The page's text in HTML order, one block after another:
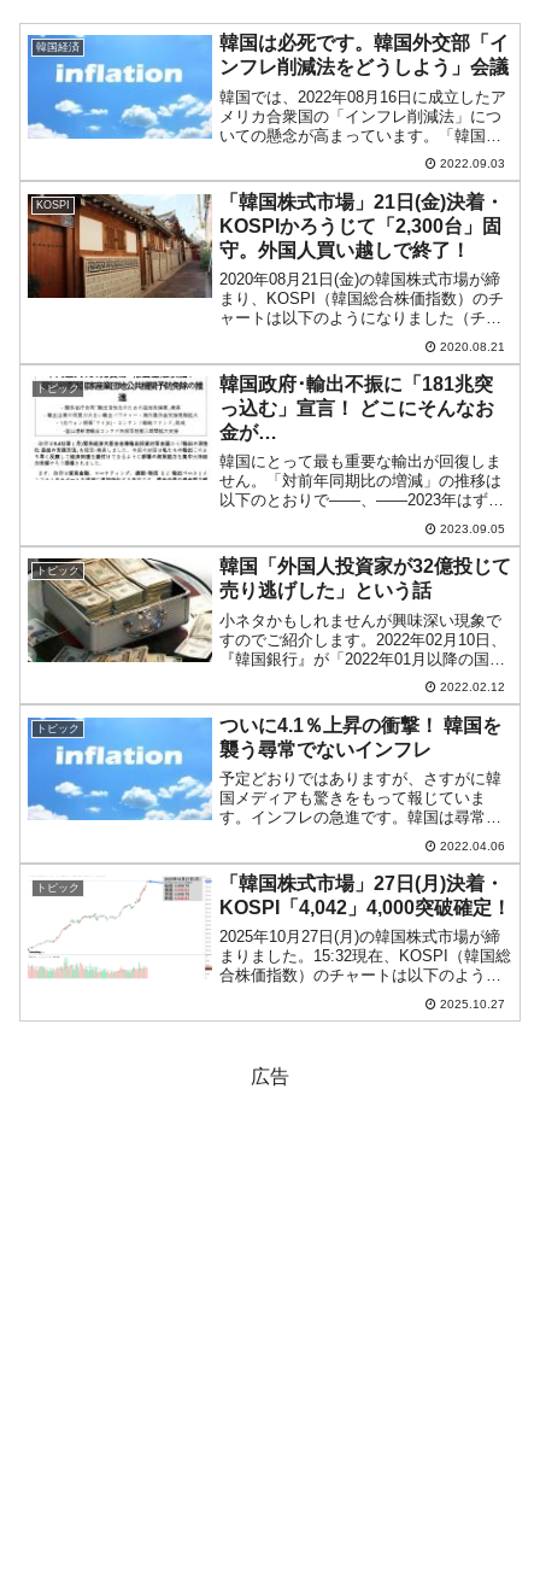
韓国経済
韓国は必死です。韓国外交部「イ
ンフレ削減法をどうしよう」会議
韓国では、2022年08月16日に成立したア
メリカ合衆国の「インフレ削減法」につ
いての懸念が高まっています。「韓国産
の電気自動車が売れなくなる」嫌な未来
予測合衆国産の電気自動車と認定されな
ければ「補助金が出ない」（正確には税
額控除が受けられ...
2022.09.03
KOSPI
「韓国株式市場」21日(金)決着・
KOSPIかろうじて「2,300台」固
守。外国人買い越しで終了！
2020年08月21日(金)の韓国株式市場が締
まり、KOSPI（韓国総合株価指数）のチ
ャートは以下のようになりました（チャ
ートは『Investing.com』より引用）。実
体部分がほとんどないローソク足になり
ました。前日終値よりは上がって終...
2020.08.21
トピック
韓国政府･輸出不振に「181兆突
っ込む」宣言！ どこにそんなお
金が…
韓国にとって最も重要な輸出が回復しま
せん。「対前年同期比の増減」の推移は
以下のとおりで――、――2023年はずっ
と前年を割り続けています。韓国は輸出
（貿易による黒字）に依存した国なの
で、回復しないと国が傾きます。「輸
出」を増やさなければ……...
2023.09.05
トピック
韓国「外国人投資家が32億投じて
売り逃げした」という話
小ネタかもしれませんが興味深い現象で
すのでご紹介します。2022年02月10日、
『韓国銀行』が「2022年01月以降の国際
金融・外国為替市場動向」を公表しまし
た。この中に外国人投資家の資金投入動
向のデータがあります。以下をご覧くだ
さい。20...
2022.02.12
トピック
ついに4.1％上昇の衝撃！ 韓国を
襲う尋常でないインフレ
予定どおりではありますが、さすがに韓
国メディアも驚きをもって報じていま
す。インフレの急進です。韓国は尋常で
はないインフレに見舞われており、国民
からは「なんとかしろ」の声が上がって
います。ガソリン価格を抑えるために減
税枠の拡大といった措置は行...
2022.04.06
トピック
「韓国株式市場」27日(月)決着・
KOSPI「4,042」4,000突破確定！
2025年10月27日(月)の韓国株式市場が締
まりました。15:32現在、KOSPI（韓国総
合株価指数）のチャートは以下のように
『Investing.com』より引用）。いいロー
2025.10.27
広告